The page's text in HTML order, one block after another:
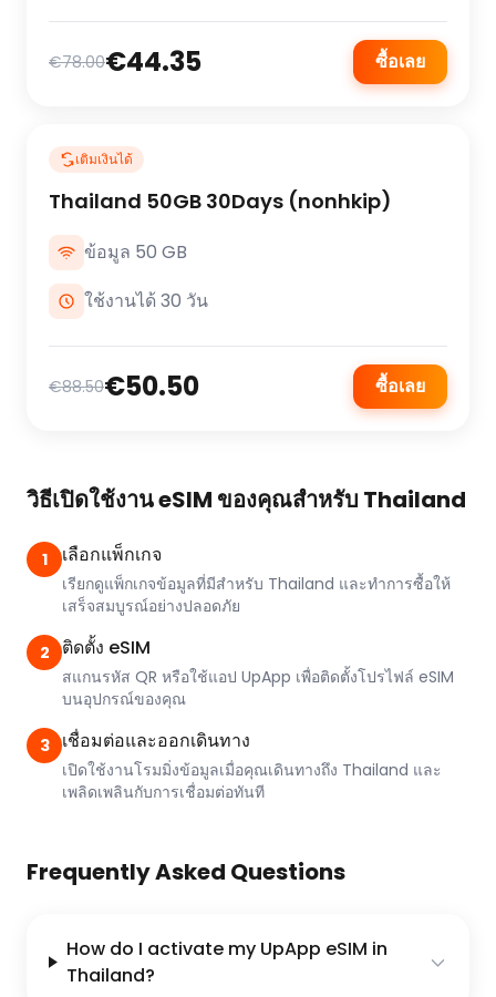
€78.00€44.35 ซื้อเลย
เติมเงินได้
Thailand 50GB 30Days (nonhkip)
ข้อมูล 50 GB
ใช้งานได้ 30 วัน
€88.50€50.50 ซื้อเลย
วิธีเปิดใช้งาน eSIM ของคุณสำหรับ Thailand
1 เลือกแพ็กเกจ
เรียกดูแพ็กเกจข้อมูลที่มีสำหรับ Thailand และทำการซื้อให้
เสร็จสมบูรณ์อย่างปลอดภัย
2 ติดตั้ง eSIM
สแกนรหัส QR หรือใช้แอป UpApp เพื่อติดตั้งโปรไฟล์ eSIM
บนอุปกรณ์ของคุณ
3 เชื่อมต่อและออกเดินทาง
เปิดใช้งานโรมมิ่งข้อมูลเมื่อคุณเดินทางถึง Thailand และ
เพลิดเพลินกับการเชื่อมต่อทันที
Frequently Asked Questions
How do I activate my UpApp eSIM in
Thailand?